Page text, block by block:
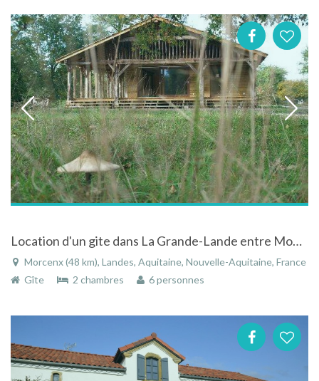
Location d'un gite dans La Grande-Lande entre Mont de Marsan et Dax à une heure de Bordeaux
Morcenx (48 km), Landes, Aquitaine, Nouvelle-Aquitaine, France
Gîte
2 chambres 6 personnes